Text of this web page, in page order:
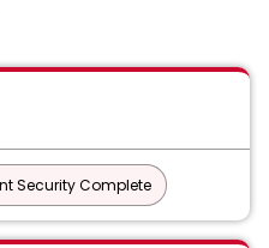
Security Complete